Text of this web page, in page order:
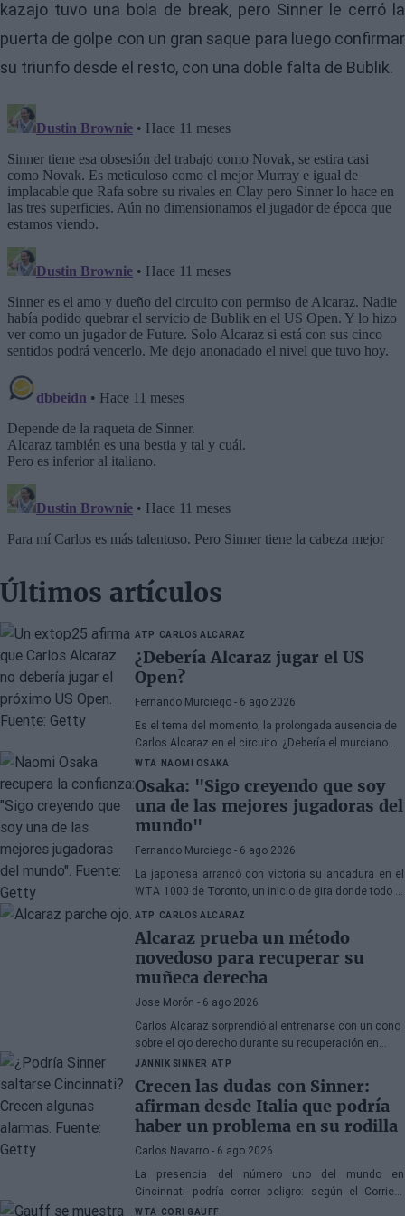
kazajo tuvo una bola de break, pero Sinner le cerró la
puerta de golpe con un gran saque para luego confirmar
su triunfo desde el resto, con una doble falta de Bublik.
Últimos artículos
ATP CARLOS ALCARAZ
¿Debería Alcaraz jugar el US
Open?
Fernando Murciego - 6 ago 2026
Es el tema del momento, la prolongada ausencia de
Carlos Alcaraz en el circuito. ¿Debería el murciano
jugar el próximo US Open? Un ex top25 tiene muy
clara su opinión, aunque no os gustará.
WTA NAOMI OSAKA
Osaka: "Sigo creyendo que soy
una de las mejores jugadoras del
mundo"
Fernando Murciego - 6 ago 2026
La japonesa arrancó con victoria su andadura en el
WTA 1000 de Toronto, un inicio de gira donde todo el
ATP CARLOS ALCARAZ
Alcaraz prueba un método
novedoso para recuperar su
muñeca derecha
Jose Morón - 6 ago 2026
Carlos Alcaraz sorprendió al entrenarse con un cono
sobre el ojo derecho durante su recuperación en
Murcia.
JANNIK SINNER ATP
Crecen las dudas con Sinner:
afirman desde Italia que podría
haber un problema en su rodilla
Carlos Navarro - 6 ago 2026
La presencia del número uno del mundo en
Cincinnati podría correr peligro: según el Corriere
della Sera, el equipo de Jannik no descarta acudir
WTA CORI GAUFF